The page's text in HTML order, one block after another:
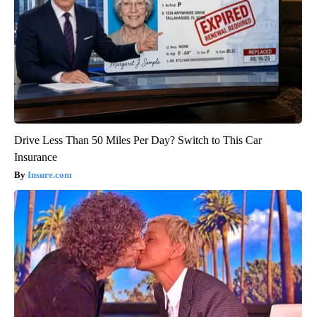
Drive Less Than 50 Miles Per Day? Switch to This Car
Insurance
Insure.com